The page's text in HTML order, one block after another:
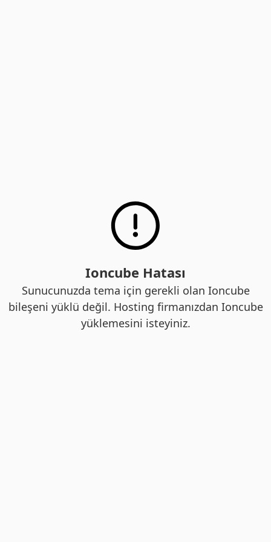
Ioncube Hatası
Sunucunuzda tema için gerekli olan Ioncube
bileşeni yüklü değil. Hosting firmanızdan Ioncube
yüklemesini isteyiniz.